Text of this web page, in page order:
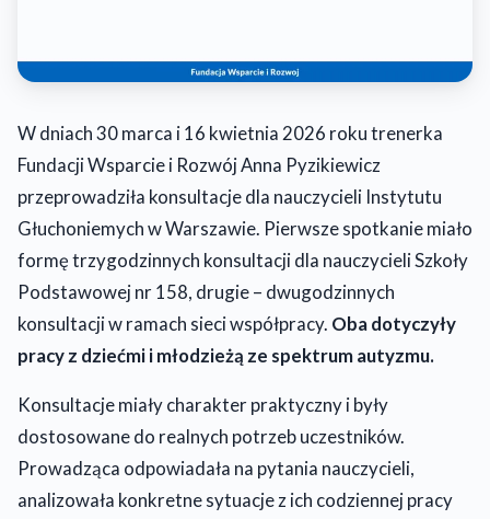
W dniach 30 marca i 16 kwietnia 2026 roku trenerka
Fundacji Wsparcie i Rozwój Anna Pyzikiewicz
przeprowadziła konsultacje dla nauczycieli Instytutu
Głuchoniemych w Warszawie. Pierwsze spotkanie miało
formę trzygodzinnych konsultacji dla nauczycieli Szkoły
Podstawowej nr 158, drugie – dwugodzinnych
konsultacji w ramach sieci współpracy. Oba dotyczyły
pracy z dziećmi i młodzieżą ze spektrum autyzmu.
Konsultacje miały charakter praktyczny i były
dostosowane do realnych potrzeb uczestników.
Prowadząca odpowiadała na pytania nauczycieli,
analizowała konkretne sytuacje z ich codziennej pracy